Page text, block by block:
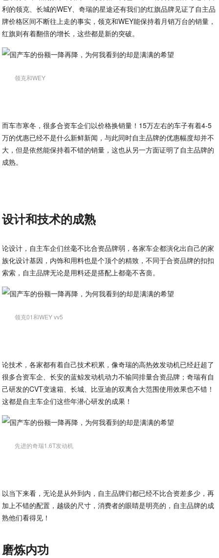
利的领克、长城的WEY、奇瑞的星途还有我们的红旗品牌见证了自主品
牌价格区间不断往上走的事实，领克和WEY能保持着月销万台的销量，
红旗则有着翻倍的增长，这些都是新的突破。
领克和WEY
而车市寒冬，很多合资车企们以价格换销量！15万左右的车子有着4-5
万的优惠已经不是什么新鲜新闻，与此同时自主品牌的优惠幅度却并不
大，但是依然能保持着不错的销量，这也从另一方面证明了自主品牌的
成熟。
设计和技术的成熟
论设计，自主车企们丝毫不比合资品牌弱，各家车企都演化出自己的家
族化设计基因，内饰和用料也是个顶个的精致，不同于合资品牌的扣扣
索索，自主品牌无论是用料还是搭配上都毫不吝啬。
领克01和WEY vv5
论技术，各家都有着自己技术积累，像奇瑞的高热效发动机已经赶超了
很多合资车企、长安的蓝鲸发动机动力不输同排量合资品牌；奇瑞有自
己研发的CVT变速箱、长城、比亚迪的双离合大范围使用效果也不错！
这都是自主车企们这些年潜心研发的成果！
先进的奇瑞1.6T发动机
以当下来看，无论是从外到内，自主品牌们都已经不比合资差多少，再
加上不错的配置，越级的尺寸，消费者的眼睛是明亮的，自主品牌的成
熟他们看得见！
磨炼内功